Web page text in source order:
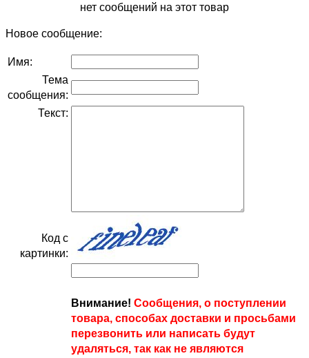
нет сообщений на этот товар
Новое сообщение:
Имя:
Тема
сообщения:
Текст:
Код с
картинки:
Внимание! Сообщения, о поступлении
товара, способах доставки и просьбами
перезвонить или написать будут
удаляться, так как не являются